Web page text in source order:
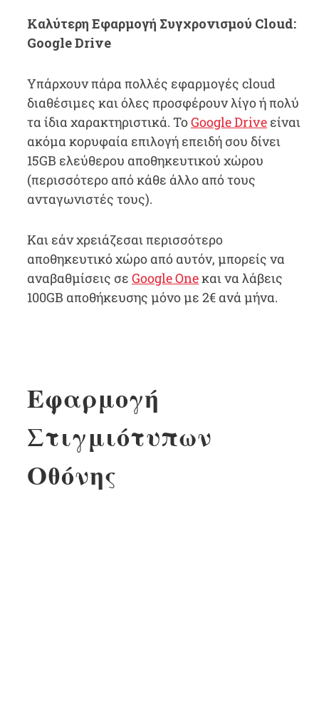
Καλύτερη Εφαρμογή Συγχρονισμού Cloud:
Google Drive
Υπάρχουν πάρα πολλές εφαρμογές cloud
διαθέσιμες και όλες προσφέρουν λίγο ή πολύ
τα ίδια χαρακτηριστικά. ΤοGoogle Drive είναι
ακόμα κορυφαία επιλογή επειδή σου δίνει
15GB ελεύθερου αποθηκευτικού χώρου
(περισσότερο από κάθε άλλο από τους
ανταγωνιστές τους).
Και εάν χρειάζεσαι περισσότερο
αποθηκευτικό χώρο από αυτόν, μπορείς να
αναβαθμίσεις σε Google Oneκαι να λάβεις
100GB αποθήκευσης μόνο με 2€ ανά μήνα.
Εφαρμογή
Στιγμιότυπων
Οθόνης